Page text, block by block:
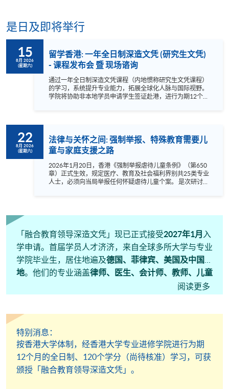
是日及即将举行
15
8月 2026
(星期六)
留学香港: 一年全日制深造文凭 (研究生文凭)
- 课程发布会 暨 现场谘询
通过一年全日制深造文凭课程（内地惯称研究生文凭课程）
的学习，系统提升专业能力，拓展全球化人脉与国际视野。
学院将协助非本地学员申请学生签证赴港，进行为期12个月
文凭 (Postgraduate Diploma in FinTech and Legal
Regulations) 财务及法律深造文凭 (Postgraduate Diploma in
Finance and Law) 企业风险管理深造文凭 (Postgraduate
Diploma in Enterprise Ri...
22
8月 2026
(星期六)
法律与关怀之间: 强制举报、特殊教育需要儿
童与家庭支援之路
2026年1月20日，香港《强制举报虐待儿童条例》（第650
章）正式生效，规定医疗、教育及社会福利界别共25类专业
人士，必须向当局举报任何怀疑虐待儿童个案。 是次研讨会
激而出现的行为或情绪问题，有时可能被误解为受虐迹象。
来的影响与反思。 我们将讨论： 「怀疑受虐」的举报门槛在
日常实务中如何运作； 照顾者对被误报的合理担忧，以及相
应设置保障机制的必要性； 倡议界呼吁在守法合规之外，加
强预防性及针对性支援，包括家长培训、经济津贴及社区暂
托服务，以更有效地保护弱势家庭。 语言 : 英语、辅以中文
「融合教育领导深造文凭」现已正式接受2027年1月 入
学申请。首届学员人才济济，来自全球多所大学与专业
学院毕业生，居住地遍及德国、菲律宾、美国及中国内
地。他们的专业涵盖律师、医生、会计师、教师、儿童
养护专家、金融专才、企业家，以及中高阶管理人员，
阅读更多
特别消息：
按香港大学体制，经香港大学专业进修学院进行为期
12个月的全日制、120个学分（尚待核准）学习，可获
颁授「融合教育领导深造文凭」。